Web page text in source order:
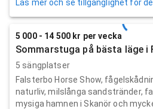
Läs mer och se tillgänglighet för
5 000 - 14 500 kr per vecka
Sommarstuga på bästa läge i
5 sängplatser
Falsterbo Horse Show,
naturliv, milslånga sandstränder,
mysiga hamnen i Skanör och